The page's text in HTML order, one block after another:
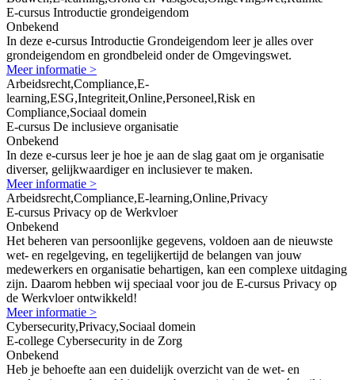
E-cursus Introductie grondeigendom
Onbekend
In deze e-cursus Introductie Grondeigendom leer je alles over
grondeigendom en grondbeleid onder de Omgevingswet.
Meer informatie >
Arbeidsrecht,Compliance,E-
learning,ESG,Integriteit,Online,Personeel,Risk en
Compliance,Sociaal domein
E-cursus De inclusieve organisatie
Onbekend
In deze e-cursus leer je hoe je aan de slag gaat om je organisatie
diverser, gelijkwaardiger en inclusiever te maken.
Meer informatie >
Arbeidsrecht,Compliance,E-learning,Online,Privacy
E-cursus Privacy op de Werkvloer
Onbekend
Het beheren van persoonlijke gegevens, voldoen aan de nieuwste
wet- en regelgeving, en tegelijkertijd de belangen van jouw
medewerkers en organisatie behartigen, kan een complexe uitdaging
zijn. Daarom hebben wij speciaal voor jou de E-cursus Privacy op
de Werkvloer ontwikkeld!
Meer informatie >
Cybersecurity,Privacy,Sociaal domein
E-college Cybersecurity in de Zorg
Onbekend
Heb je behoefte aan een duidelijk overzicht van de wet- en